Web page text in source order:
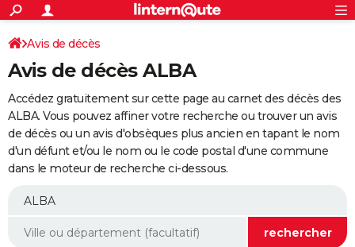
ACTUALITÉS
Politique
Société
Faits Divers
Education
Monde
Villes
+
SPORT
Coupe du monde 2026
Football
Tennis
Cyclisme
Rugby
Forum
Programme TV
TNT
Streaming
Cinéma
Sorties cinéma
Musique
+
FINANCE
Retraite
Impôts
Epargne
Immobilier
Risques naturels par ville
Banque
Assurance
Crédit
AUTO
Essais
Réserver un essai
Citadines
Berlines
SUV
Forum auto
+
Mobiles
Meilleur smartphone
Internet
Ordinateurs
Jeux vidéo
Guide high-tech
Aménagement intérieur
Avis de décès
Avis de décès ALBA
Accédez gratuitement sur cette page au carnet des décès des
ALBA. Vous pouvez affiner votre recherche ou trouver un avis
de décès ou un avis d'obsèques plus ancien en tapant le nom
d'un défunt et/ou le nom ou le code postal d'une commune
dans le moteur de recherche ci-dessous.